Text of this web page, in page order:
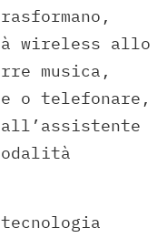
wireless allo
musica,
o telefonare,